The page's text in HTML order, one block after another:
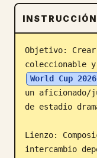
Descargar
Blog
Actualizaciones
INSTRUCCIÓN
Objetivo:
coleccionable
World Cup 2026
un aficionado/
de estadio
Lienzo:
intercambio